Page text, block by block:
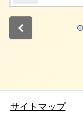
サイトマップ